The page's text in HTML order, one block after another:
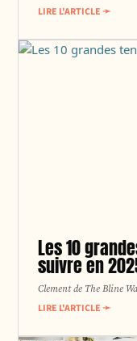
LIRE L'ARTICLE ➛
Les 10
suivre en
Clement de The Bline
LIRE L'ARTICLE ➛